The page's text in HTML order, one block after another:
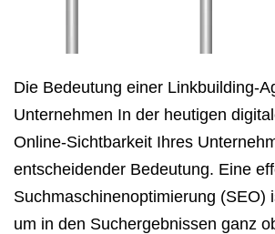
Die Bedeutung einer Linkbuilding-
Unternehmen In der heutigen
Online-Sichtbarkeit Ihres
entscheidender Bedeutung. Eine
Suchmaschinenoptimierung (SEO)
um in den Suchergebnissen ganz